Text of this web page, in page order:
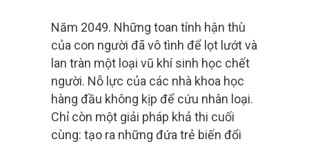
Năm 2049. Những toan tính hận thù
của con người đã vô tình để lọt lướt và
lan tràn một loại vũ khí sinh học chết
người. Nỗ lực của các nhà khoa học
hàng đầu không kịp để cứu nhân loại.
Chỉ còn một giải pháp khả thi cuối
cùng: tạo ra những đứa trẻ biến đổi